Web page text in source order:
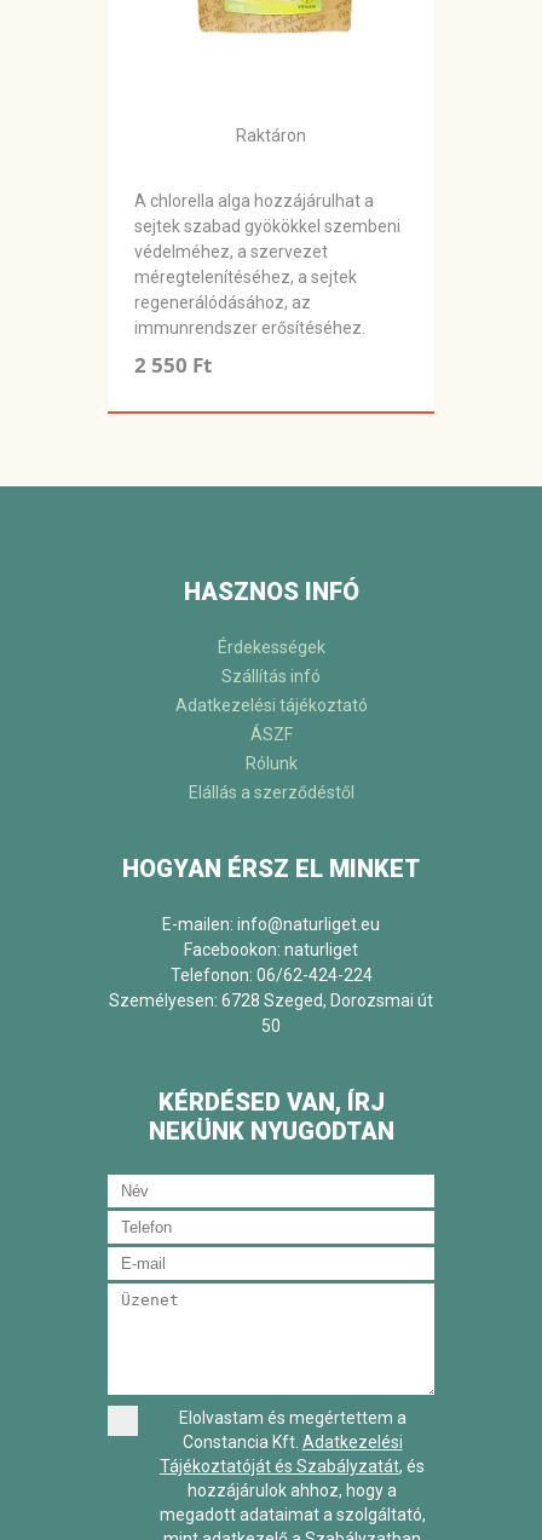
Raktáron
A chlorella alga hozzájárulhat a
sejtek szabad gyökökkel szembeni
védelméhez, a szervezet
méregtelenítéséhez, a sejtek
regenerálódásához, az
immunrendszer erősítéséhez.
2 550 Ft
HASZNOS INFÓ
Érdekességek
Szállítás infó
Adatkezelési tájékoztató
ÁSZF
Rólunk
Elállás a szerződéstől
HOGYAN ÉRSZ EL MINKET
E-mailen: info@naturliget.eu
Facebookon: naturliget
Telefonon: 06/62-424-224
Személyesen: 6728 Szeged, Dorozsmai út
50
KÉRDÉSED VAN, ÍRJ
NEKÜNK NYUGODTAN
Elolvastam és megértettem a
Constancia Kft. Adatkezelési
Tájékoztatóját és Szabályzatát, és
hozzájárulok ahhoz, hogy a
megadott adataimat a szolgáltató,